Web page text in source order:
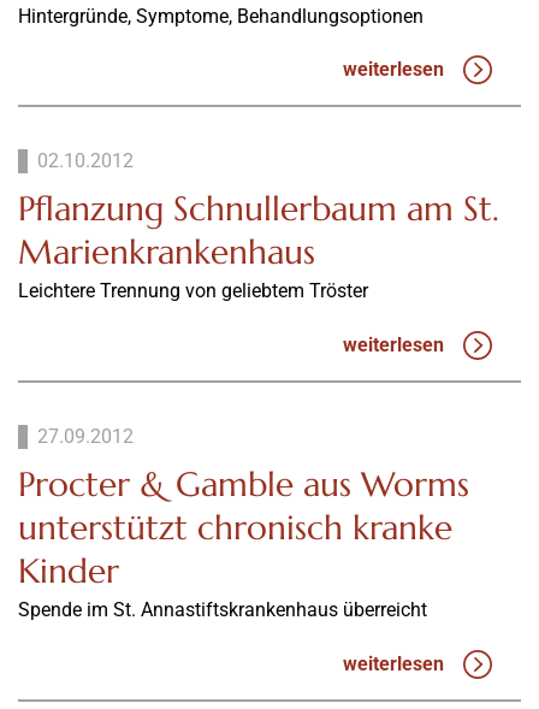
Hintergründe, Symptome, Behandlungsoptionen
weiterlesen
02.10.2012
Pflanzung Schnullerbaum am St.
Marienkrankenhaus
Leichtere Trennung von geliebtem Tröster
weiterlesen
27.09.2012
Procter & Gamble aus Worms
unterstützt chronisch kranke
Kinder
Spende im St. Annastiftskrankenhaus überreicht
weiterlesen